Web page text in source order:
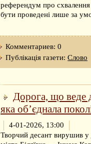
референдум про
бути проведені лише за
Комментариев: 0
Публікація газети: Слово
Дорога, що веде
яка об’єднала
4-01-2026, 13:00
Творчий десант вирушив у